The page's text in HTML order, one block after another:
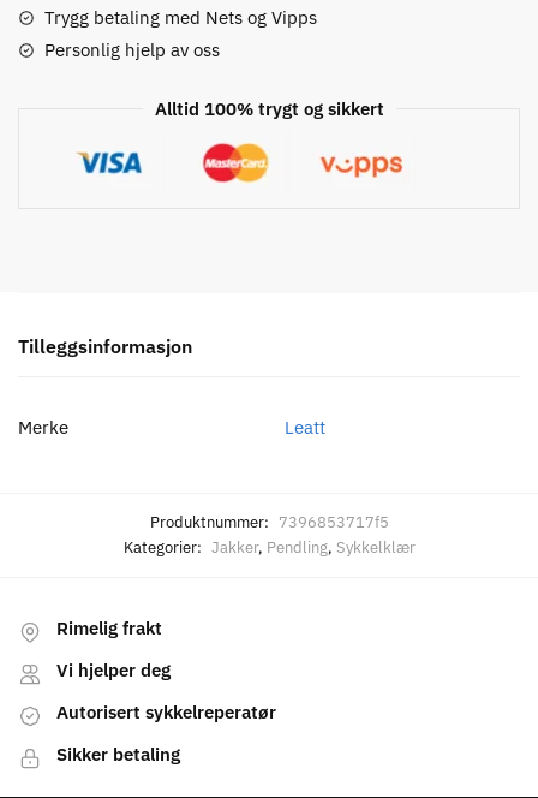
antallTrygg betaling med Nets og Vipps
Personlig hjelp av oss
Alltid 100% trygt og sikkert
Tilleggsinformasjon
Merke Leatt
Produktnummer: 7396853717f5
Kategorier: Jakker, Pendling, Sykkelklær
Rimelig frakt
Vi hjelper deg
Autorisert sykkelreperatør
Sikker betaling